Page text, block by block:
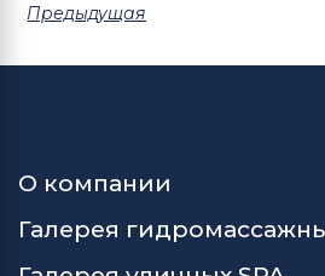
Предыдущая
О компании
Галерея